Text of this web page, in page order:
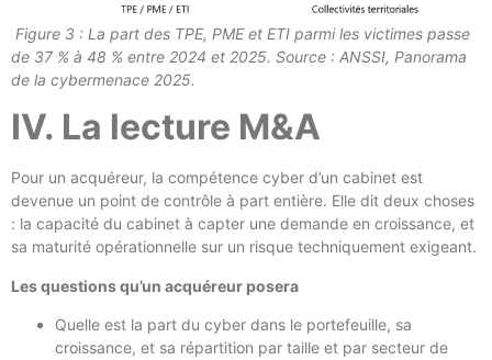
Figure 3 : La part des TPE, PME et ETI parmi les victimes passe
de 37 % à 48 % entre 2024 et 2025. Source : ANSSI, Panorama
de la cybermenace 2025.
IV. La lecture M&A
Pour un acquéreur, la compétence cyber d’un cabinet est
devenue un point de contrôle à part entière. Elle dit deux choses
: la capacité du cabinet à capter une demande en croissance, et
sa maturité opérationnelle sur un risque techniquement exigeant.
Les questions qu’un acquéreur posera
Quelle est la part du cyber dans le portefeuille, sa
croissance, et sa répartition par taille et par secteur de